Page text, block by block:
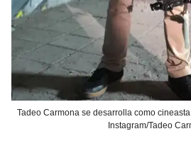
Tadeo Carmona se desarrolla como
Instagram/Tadeo